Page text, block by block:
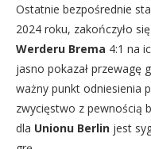
Ostatnie bezpośrednie
2024 roku, zakończyło
Werderu Brema 4:1 na
jasno pokazał przewagę
ważny punkt odniesienia
zwycięstwo z pewnością
dla Unionu Berlin jest